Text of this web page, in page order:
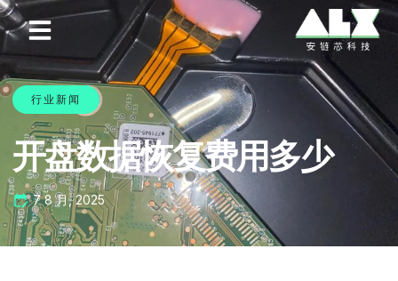
行业新闻
开盘数据恢复费用多少
7 8 月, 2025